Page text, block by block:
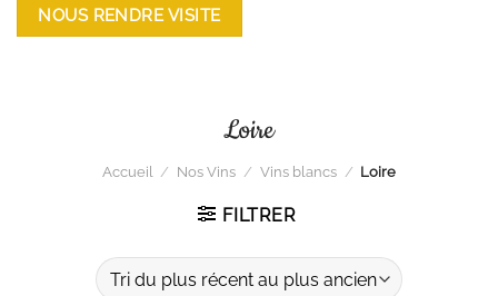
NOUS RENDRE VISITE
Loire
Accueil / Nos Vins / Vins blancs / Loire
FILTRER